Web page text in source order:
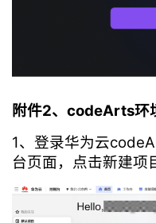
附件2、codeArts环
1、登录华为云
台页面，点击新建项